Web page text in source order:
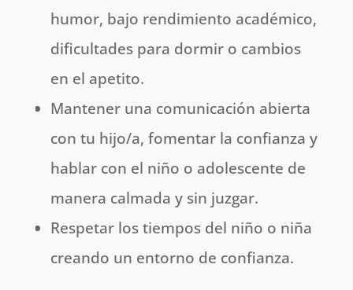
humor, bajo rendimiento académico,
dificultades para dormir o cambios
en el apetito.
Mantener una comunicación abierta
con tu hijo/a, fomentar la confianza y
hablar con el niño o adolescente de
manera calmada y sin juzgar.
Respetar los tiempos del niño o niña
creando un entorno de confianza.